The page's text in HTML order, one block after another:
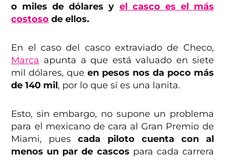
o miles de dólares y el casco es el más
costoso de ellos.
En el caso del casco extraviado de Checo,
Marca apunta a que está valuado en siete
mil dólares, queen pesos nos da poco más
de 140 mil, por lo que sí es una lanita.
Esto, sin embargo, no supone un problema
para el mexicano de cara al Gran Premio de
Miami, puescada piloto cuenta con al
menos un par de cascos para cada carrera